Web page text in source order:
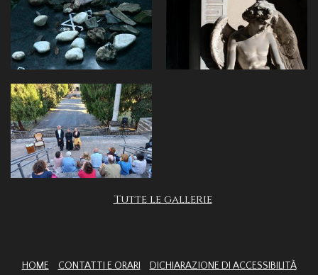
Tutte le gallerie
HOME CONTATTI E ORARI DICHIARAZIONE DI ACCESSIBILITÀ